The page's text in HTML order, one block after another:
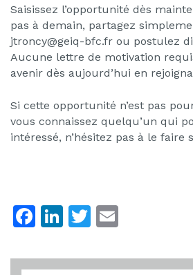
Saisissez l’opportunité dès
pas à demain, partagez
jtroncy@geiq-bfc.fr ou postulez
Aucune lettre de motivation
avenir dès aujourd’hui en
Si cette opportunité n’est pas
vous connaissez quelqu’un qui
intéressé, n’hésitez pas à le faire
F
c
Li
k
T
itt ai